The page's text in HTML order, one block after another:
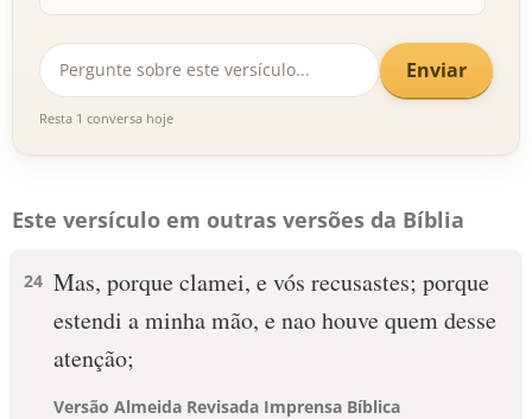
Enviar
Resta 1 conversa hoje
Este versículo em outras versões da Bíblia
24 Mas, porque clamei, e vós recusastes; porque
estendi a minha mão, e nao houve quem desse
atenção;
Versão Almeida Revisada Imprensa Bíblica